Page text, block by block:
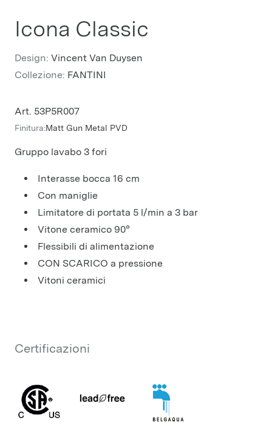
Icona Classic
Design: Vincent Van Duysen
Collezione: FANTINI
Art. 53P5R007
Finitura:Matt Gun Metal PVD
Gruppo lavabo 3 fori
interasse bocca 16 cm
con maniglie
limitatore di portata 5 l/min a 3 bar
vitone ceramico 90°
flessibili di alimentazione
CON SCARICO a pressione
Vitoni ceramici
Certificazioni